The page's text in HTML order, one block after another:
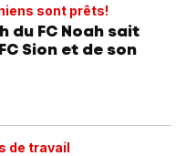
sont prêts!
du FC Noah sait
Sion et de son
de travail